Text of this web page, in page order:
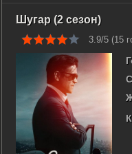
Шугар (2 сезон)
3.9/5 (15